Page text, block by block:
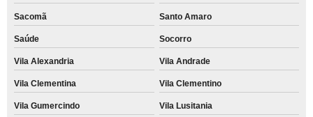
atacado de rótulo champagne personalizado Vila Clementino
rótulo de shampoo personalizado Zona Sul
Sacomã Santo Amaro
Saúde Socorro
Vila Alexandria Vila Andrade
Vila Clementina Vila Clementino
Vila Gumercindo Vila Lusitania